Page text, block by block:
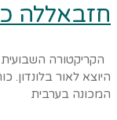
חזבאללה
הקריקטורה
היוצא לאור בלונדון.
המכונה בערבית